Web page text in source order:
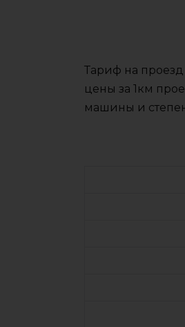
Тариф на
цены за 1км
машины и